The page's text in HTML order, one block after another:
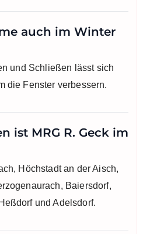
auch im Winter
und Schließen lässt sich
die Fenster verbessern.
ist MRG R. Geck im
Höchstadt an der Aisch,
Baiersdorf,
und Adelsdorf.